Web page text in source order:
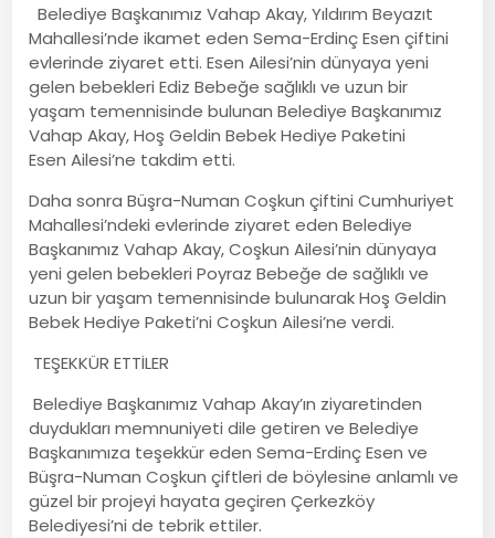
Belediye Başkanımız Vahap Akay, Yıldırım Beyazıt
Mahallesi’nde ikamet eden Sema-Erdinç Esen çiftini
evlerinde ziyaret etti. Esen Ailesi’nin dünyaya yeni
gelen bebekleri Ediz Bebeğe sağlıklı ve uzun bir
yaşam temennisinde bulunan Belediye Başkanımız
Vahap Akay, Hoş Geldin Bebek Hediye Paketini
Esen Ailesi’ne takdim etti.
Daha sonra Büşra-Numan Coşkun çiftini Cumhuriyet
Mahallesi’ndeki evlerinde ziyaret eden Belediye
Başkanımız Vahap Akay, Coşkun Ailesi’nin dünyaya
yeni gelen bebekleri Poyraz Bebeğe de sağlıklı ve
uzun bir yaşam temennisinde bulunarak Hoş Geldin
Bebek Hediye Paketi’ni Coşkun Ailesi’ne verdi.
TEŞEKKÜR ETTİLER
Belediye Başkanımız Vahap Akay’ın ziyaretinden
duydukları memnuniyeti dile getiren ve Belediye
Başkanımıza teşekkür eden Sema-Erdinç Esen ve
Büşra-Numan Coşkun çiftleri de böylesine anlamlı ve
güzel bir projeyi hayata geçiren Çerkezköy
Belediyesi’ni de tebrik ettiler.